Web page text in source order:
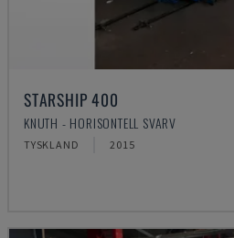
STARSHIP 400
KNUTH - HORISONTELL SVARV
TYSKLAND 2015